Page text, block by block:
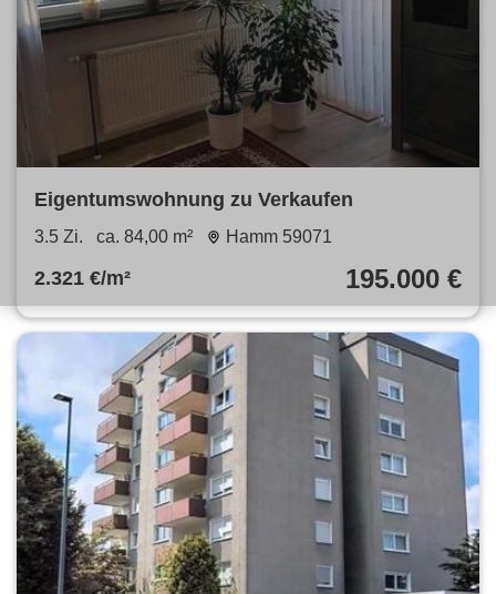
Eigentumswohnung zu Verkaufen
3.5 Zi. ca. 84,00 m² Hamm 59071
2.321 €/m² 195.000 €